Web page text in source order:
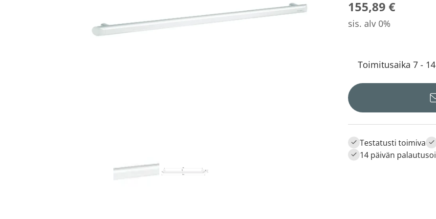
155,89 €
sis. alv 0%
Toimitusaika 7 -
Testatusti toimiva
14 päivän